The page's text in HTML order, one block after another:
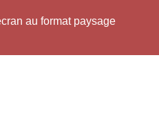
au format paysage